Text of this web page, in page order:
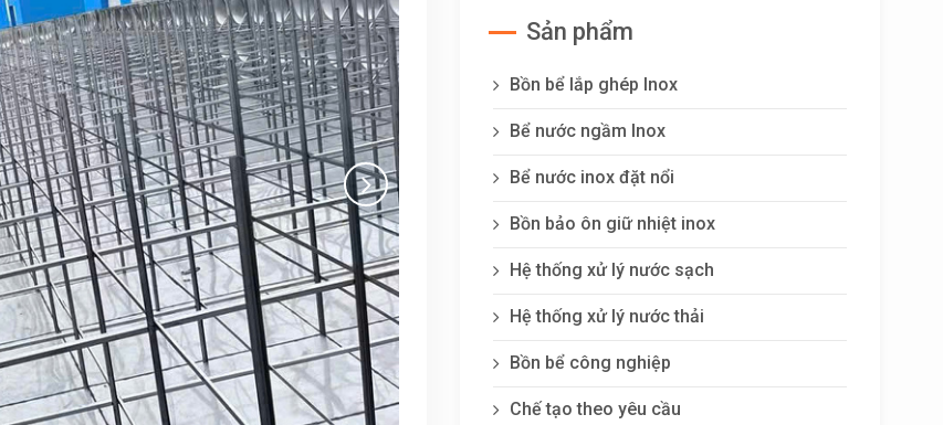
Sản phẩm
Bồn bể lắp ghép Inox
Bể nước ngầm Inox
Bể nước inox đặt nổi
Bồn bảo ôn giữ nhiệt inox
Hệ thống xử lý nước sạch
Hệ thống xử lý nước thải
Bồn bể công nghiệp
Chế tạo theo yêu cầu